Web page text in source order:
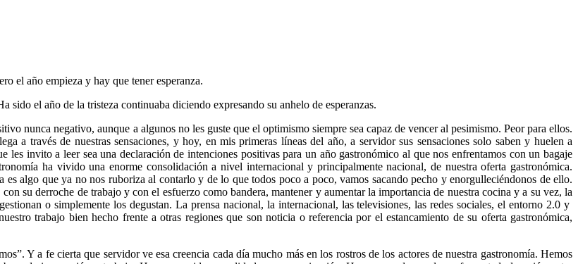
el año empieza y hay que tener esperanza.
el año de la tristeza continuaba diciendo expresando su anhelo de esperanzas.
nunca negativo, aunque a algunos no les guste que el optimismo siempre sea capaz de vencer al pesimismo. Peor para ellos.
a través de nuestras sensaciones, y hoy, en mis primeras líneas del año, a servidor sus sensaciones solo saben y huelen a
invito a leer sea una declaración de intenciones positivas para un año gastronómico al que nos enfrentamos con un bagaje
ha vivido una enorme consolidación a nivel internacional y principalmente nacional, de nuestra oferta gastronómica.
algo que ya no nos ruboriza al contarlo y de lo que todos poco a poco, vamos sacando pecho y enorgulleciéndonos de ello.
su derroche de trabajo y con el esfuerzo como bandera, mantener y aumentar la importancia de nuestra cocina y a su vez, la
o simplemente los degustan. La prensa nacional, la internacional, las televisiones, las redes sociales, el entorno 2.0 y
trabajo bien hecho frente a otras regiones que son noticia o referencia por el estancamiento de su oferta gastronómica,
Y a fe cierta que servidor ve esa creencia cada día mucho más en los rostros de los actores de nuestra gastronomía. Hemos